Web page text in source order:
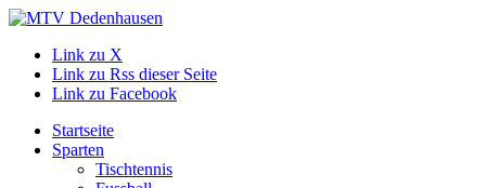
Link zu X
Link zu Rss dieser Seite
Link zu Facebook
Startseite
Sparten
Tischtennis